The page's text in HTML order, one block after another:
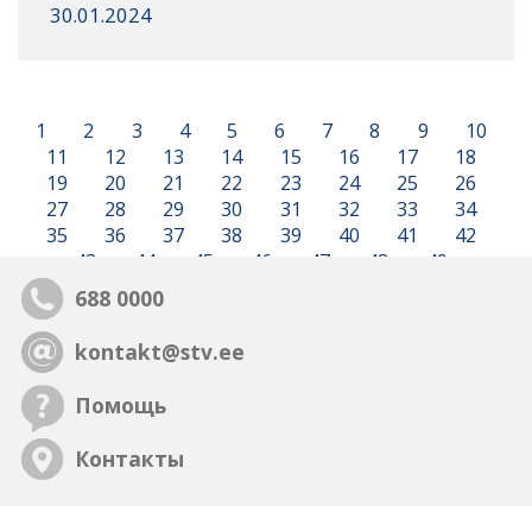
30.01.2024
1 2 3 4 5 6 7 8 9
10
11
12 13 14 15 16 17
18
19
20 21 22 23 24 25
26
27
28 29 30 31 32 33
34
35
36 37 38 39 40 41
42
43
44 45 46 47 48 49
688 0000
kontakt@stv.ee
Помощь
Контакты